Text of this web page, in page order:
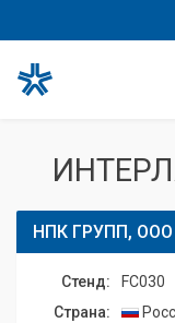
НПК ГРУПП, ООО
Стенд:
FC030
Страна: